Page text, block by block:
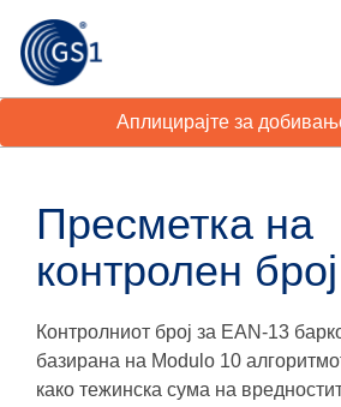
Аплицирајте за
Пресметка на
контролен број
Контролниот број за EAN-13
базирана на Modulo 10
како тежинска сума на